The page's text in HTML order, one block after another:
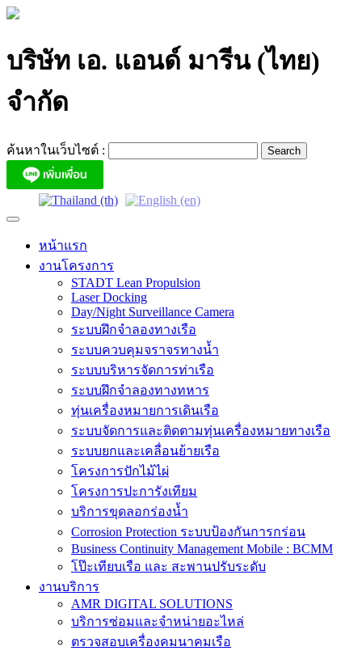
Skip
บริษัท เอ. แอนด์ มารีน (ไทย)
จำกัด
ค้นหาในเว็บไซต์ :
หน้าแรก
งานโครงการ
STADT Lean Propulsion
Laser Docking
Day/Night Surveillance Camera
ระบบฝึกจำลองทางเรือ
ระบบควบคุมจราจรทางน้ำ
ระบบบริหารจัดการท่าเรือ
ระบบฝึกจำลองทางทหาร
ทุ่นเครื่องหมายการเดินเรือ
ระบบจัดการและติดตามทุ่นเครื่องหมายทางเรือ
ระบบยกและเคลื่อนย้ายเรือ
โครงการปักไม้ไผ่
โครงการปะการังเทียม
บริการขุดลอกร่องน้ำ
Corrosion Protection ระบบป้องกันการกร่อน
Business Continuity Management Mobile : BCMM
โป๊ะเทียบเรือ และ สะพานปรับระดับ
งานบริการ
AMR DIGITAL SOLUTIONS
บริการซ่อมและจำหน่ายอะไหล่
ตรวจสอบเครื่องคมนาคมเรือ